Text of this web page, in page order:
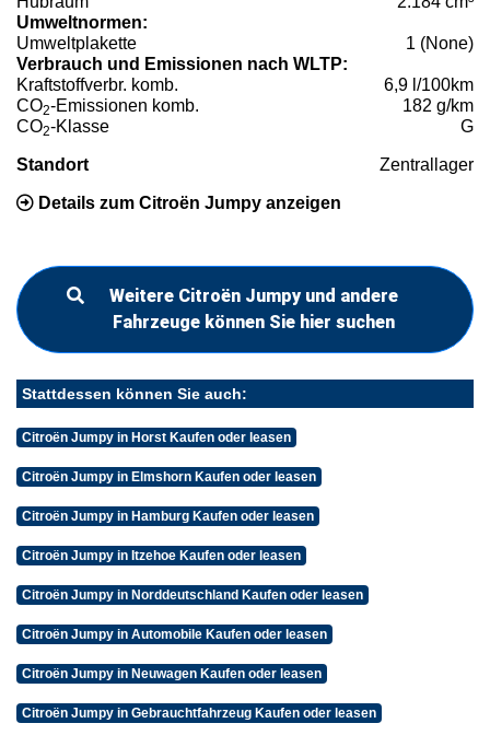
Umweltnormen:
Umweltplakette
1 (None)
Verbrauch und Emissionen nach WLTP:
Kraftstoffverbr. komb.
6,9 l/100km
CO2-Emissionen komb.
182 g/km
CO2-Klasse G
Standort Zentrallager
Details zum Citroën Jumpy anzeigen
Weitere Citroën Jumpy und andere
Fahrzeuge können Sie hier suchen
Stattdessen können Sie auch:
Citroën Jumpy in Horst Kaufen oder leasen
Citroën Jumpy in Elmshorn Kaufen oder leasen
Citroën Jumpy in Hamburg Kaufen oder leasen
Citroën Jumpy in Itzehoe Kaufen oder leasen
Citroën Jumpy in Norddeutschland Kaufen oder leasen
Citroën Jumpy in Automobile Kaufen oder leasen
Citroën Jumpy in Neuwagen Kaufen oder leasen
Citroën Jumpy in Gebrauchtfahrzeug Kaufen oder leasen